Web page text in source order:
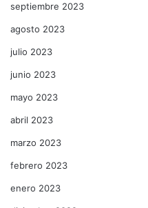
septiembre 2023
agosto 2023
julio 2023
junio 2023
mayo 2023
abril 2023
marzo 2023
febrero 2023
enero 2023